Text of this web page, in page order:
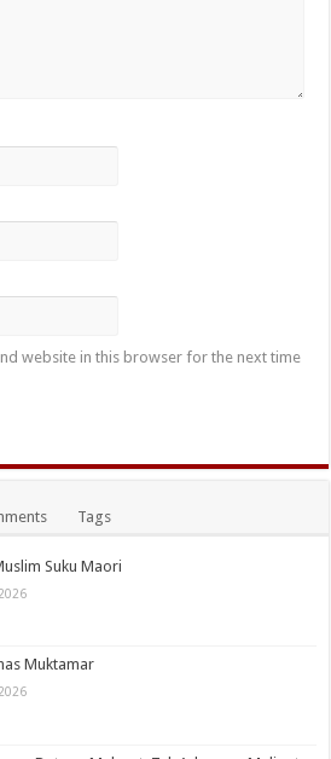
website in this browser for the next time
Tags
Suku Maori
Muktamar